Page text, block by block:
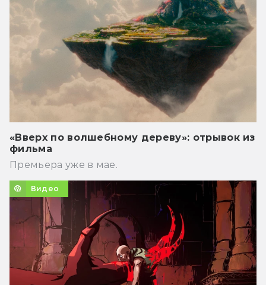
«Вверх по волшебному дереву»: отрывок из
фильма
Премьера уже в мае.
Видео